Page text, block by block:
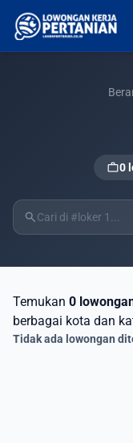
work0
search
Temukan 0
berbagai kota dan
Tidak ada lowongan